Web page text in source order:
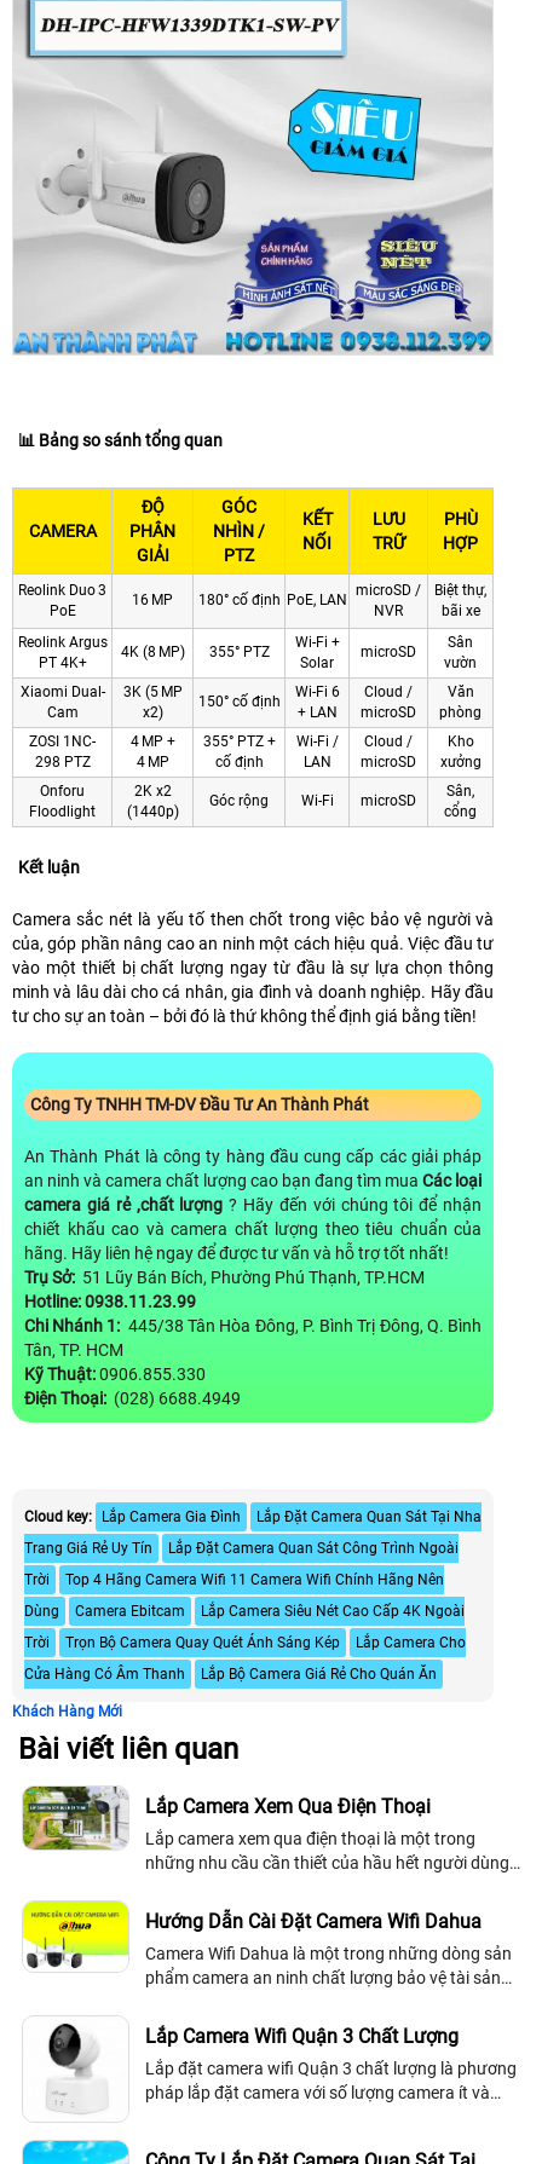
📊 Bảng so sánh tổng quan
CAMERA
ĐỘ
PHÂN
GIẢI
GÓC
NHÌN /
PTZ
KẾT
NỐI
LƯU
TRỮ
PHÙ
HỢP
Reolink Duo 3
PoE
16 MP 180° cố định PoE, LAN
microSD /
NVR
Biệt thự,
bãi xe
Reolink Argus
PT 4K+
4K (8 MP) 355° PTZ
Wi-Fi +
Solar
microSD
Sân
vườn
Xiaomi Dual-
Cam
3K (5 MP
x2)
150° cố định
Wi‑Fi 6
+ LAN
Cloud /
microSD
Văn
phòng
ZOSI 1NC-
298 PTZ
4 MP +
4 MP
355° PTZ +
cố định
Wi-Fi /
LAN
Cloud /
microSD
Kho
xưởng
Onforu
Floodlight
2K x2
(1440p)
Góc rộng Wi-Fi microSD
Sân,
cổng
Kết luận
Camera sắc nét là yếu tố then chốt trong việc bảo vệ người và
của, góp phần nâng cao an ninh một cách hiệu quả. Việc đầu tư
vào một thiết bị chất lượng ngay từ đầu là sự lựa chọn thông
minh và lâu dài cho cá nhân, gia đình và doanh nghiệp. Hãy đầu
tư cho sự an toàn – bởi đó là thứ không thể định giá bằng tiền!
Công Ty TNHH TM-DV Đầu Tư An Thành Phát
An Thành Phát là công ty hàng đầu cung cấp các giải pháp
an ninh và camera chất lượng cao bạn đang tìm mua Các loại
camera giá rẻ ,chất lượng ? Hãy đến với chúng tôi để nhận
chiết khấu cao và camera chất lượng theo tiêu chuẩn của
hãng. Hãy liên hệ ngay để được tư vấn và hỗ trợ tốt nhất!
Trụ Sở: 51 Lũy Bán Bích, Phường Phú Thạnh, TP.HCM
Hotline: 0938.11.23.99
Chi Nhánh 1: 445/38 Tân Hòa Đông, P. Bình Trị Đông, Q. Bình
Tân, TP. HCM
Kỹ Thuật:0906.855.330
Điện Thoại: (028) 6688.4949
Cloud key: Lắp Camera Gia Đình
Lắp Đặt Camera Quan Sát Tại Nha
Trang Giá Rẻ Uy Tín
Lắp Đặt Camera Quan Sát Công Trình Ngoài
Trời
Top 4 Hãng Camera Wifi 11 Camera Wifi Chính Hãng Nên
Dùng
Camera Ebitcam
Lắp Camera Siêu Nét Cao Cấp 4K Ngoài
Trời
Trọn Bộ Camera Quay Quét Ánh Sáng Kép
Lắp Camera Cho
Cửa Hàng Có Âm Thanh
Lắp Bộ Camera Giá Rẻ Cho Quán Ăn
Khách Hàng Mới
Bài viết liên quan
Lắp Camera Xem Qua Điện Thoại
Lắp camera xem qua điện thoại là một trong
những nhu cầu cần thiết của hầu hết người dùng
cửa hàng, văn phòng, . .
Hướng Dẫn Cài Đặt Camera Wifi Dahua
Camera Wifi Dahua là một trong những dòng sản
phẩm camera an ninh chất lượng bảo vệ tài sản
hiệu quả. Tuy nhiên để sử dụng camera wifi...
Lắp Camera Wifi Quận 3 Chất Lượng
Lắp đặt camera wifi Quận 3 chất lượng là phương
pháp lắp đặt camera với số lượng camera ít và